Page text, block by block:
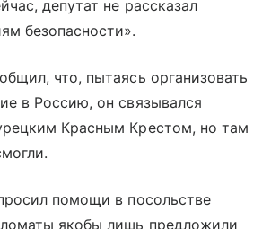
депутат не рассказал
безопасности».
что, пытаясь организовать
в Россию, он связывался
Красным Крестом, но там
помощи в посольстве
якобы лишь предложили